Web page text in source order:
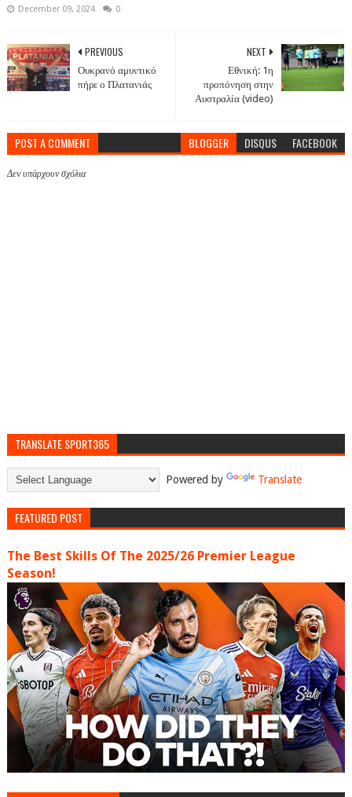
December 09, 2024 0
NEXT
Εθνική: 1η
προπόνηση στην
Αυστραλία (video)
PREVIOUS
Ουκρανό αμυντικό
πήρε ο Πλατανιάς
POST A COMMENT BLOGGER DISQUS FACEBOOK
Δεν υπάρχουν σχόλια
TRANSLATE SPORT365
Powered by Translate
FEATURED POST
The Best Skills Of The 2025/26 Premier League
Season!